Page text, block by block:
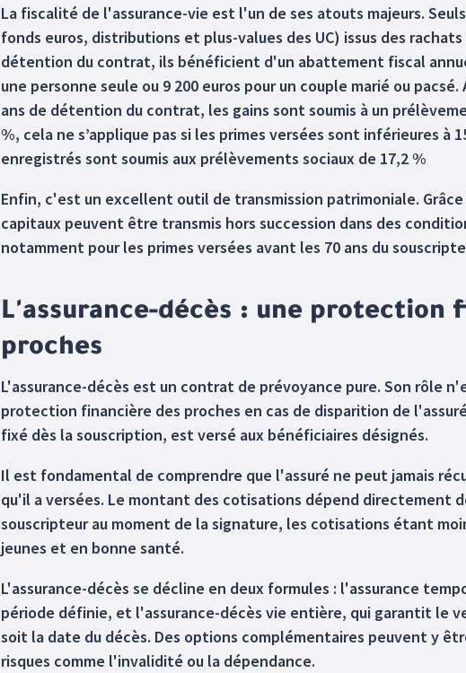
La fiscalité de l'assurance-vie est l'un de ses atouts majeurs.
fonds euros, distributions et plus-values des UC) issus des
détention du contrat, ils bénéficient d'un abattement fiscal
une personne seule ou 9 200 euros pour un couple marié ou
ans de détention du contrat, les gains sont soumis à un
%, cela ne s’applique pas si les primes versées sont inférieures à
enregistrés sont soumis aux prélèvements sociaux de 17,2 %
Enfin, c'est un excellent outil de transmission patrimoniale.
capitaux peuvent être transmis hors succession dans des
notamment pour les primes versées avant les 70 ans du
L'assurance-décès : une protection
proches
L'assurance-décès est un contrat de prévoyance pure. Son rôle
protection financière des proches en cas de disparition de
fixé dès la souscription, est versé aux bénéficiaires désignés.
Il est fondamental de comprendre que l'assuré ne peut jamais
qu'il a versées. Le montant des cotisations dépend directement
souscripteur au moment de la signature, les cotisations étant
jeunes et en bonne santé.
L'assurance-décès se décline en deux formules : l'assurance
période définie, et l'assurance-décès vie entière, qui garantit le
soit la date du décès. Des options complémentaires peuvent y
risques comme l'invalidité ou la dépendance.